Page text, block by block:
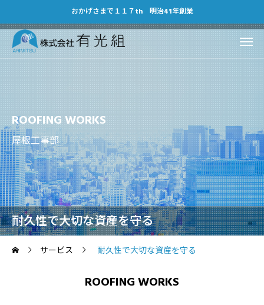
おかげさまで１１７th 明治41年創業
耐久性で大切な資産を守る
ROOFING WORKS
屋根工事部
サービス 耐久性で大切な資産を守る
ROOFING WORKS